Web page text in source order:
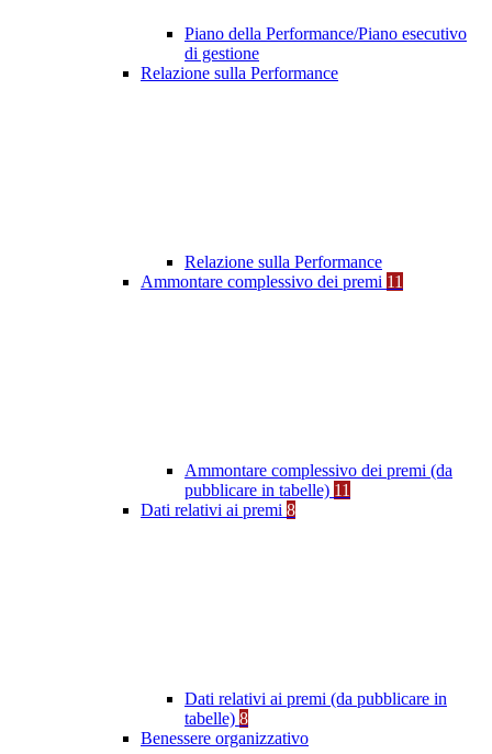
Piano della Performance/Piano esecutivo
di gestione
Relazione sulla Performance
Relazione sulla Performance
Ammontare complessivo dei premi 11
Ammontare complessivo dei premi (da
pubblicare in tabelle) 11
Dati relativi ai premi 8
Dati relativi ai premi (da pubblicare in
tabelle) 8
Benessere organizzativo